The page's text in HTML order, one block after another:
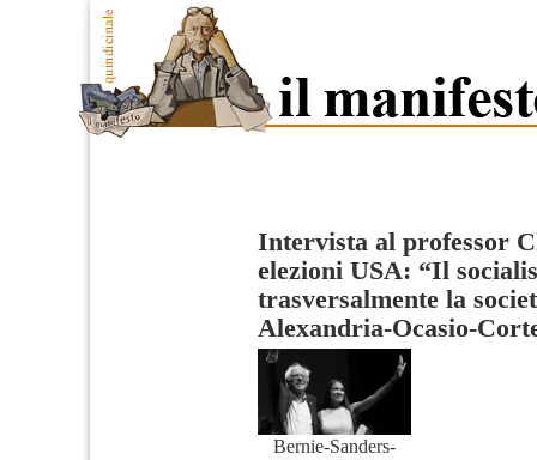
Intervista al professor
elezioni USA: “Il
trasversalmente la
Alexandria-Ocasio-
Bernie-Sanders-